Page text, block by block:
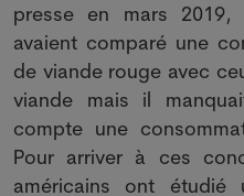
presse en mars 2019,
avaient comparé une
de viande rouge avec
viande mais il
compte une
Pour arriver à ces
américains ont étudié